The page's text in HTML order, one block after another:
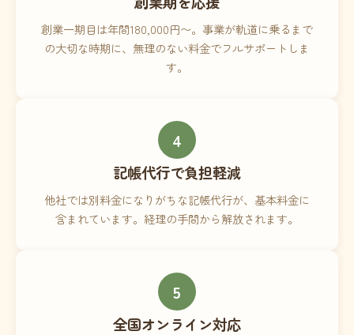
創業一期目は年間180,000円〜。事業が軌道に乗るまで
の大切な時期に、無理のない料金でフルサポートしま
す。
4
記帳代行で負担軽減
他社では別料金になりがちな記帳代行が、基本料金に
含まれています。経理の手間から解放されます。
5
全国オンライン対応